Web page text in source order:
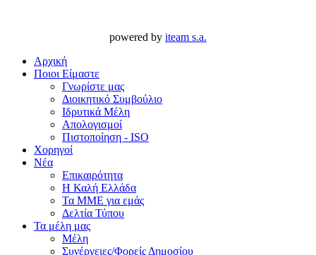
powered by iteam s.a.
Αρχική
Ποιοι Είμαστε
Γνωρίστε μας
Διοικητικό Συμβούλιο
Ιδρυτικά Μέλη
Απολογισμοί
Πιστοποίηση - ISO
Χορηγοί
Νέα
Επικαιρότητα
H Καλή Ελλάδα
Τα ΜΜΕ για εμάς
Δελτία Τύπου
Τα μέλη μας
Μέλη
Συνέργειες/Φορείς Δημοσίου